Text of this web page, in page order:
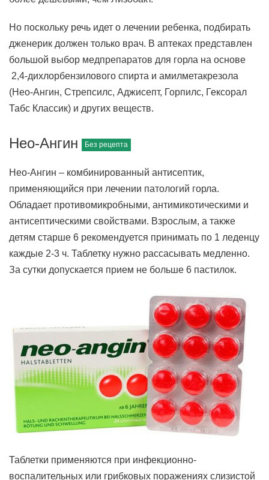
Но поскольку речь идет о лечении ребенка, подбирать
дженерик должен только врач. В аптеках представлен
большой выбор медпрепаратов для горла на основе
2,4-дихлорбензилового спирта и амилметакрезола
(Нео-Ангин, Стрепсилс, Аджисепт, Горпилс, Гексорал
Табс Классик) и других веществ.
Нео-Ангин
Нео-Ангин – комбинированный антисептик,
применяющийся при лечении патологий горла.
Обладает противомикробными, антимикотическими и
антисептическими свойствами. Взрослым, а также
детям старше 6 рекомендуется принимать по 1 леденцу
каждые 2-3 ч. Таблетку нужно рассасывать медленно.
За сутки допускается прием не больше 6 пастилок.
Таблетки применяются при инфекционно-
воспалительных или грибковых поражениях слизистой